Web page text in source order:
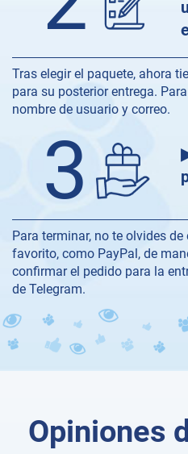
Tras elegir el paquete, ahora
para su posterior entrega.
nombre de usuario y correo.
3
Para terminar, no te olvides
favorito, como PayPal, de
confirmar el pedido para la
de Telegram.
Opiniones